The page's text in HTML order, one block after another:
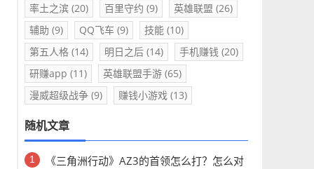
率土之滨(20) 百里守约 (9) 英雄联盟 (26)
辅助 (9) QQ飞车(9) 技能(10)
第五人格(14) 明日之后(14) 手机赚钱 (20)
研赚app (11) 英雄联盟手游(65)
漫威超级战争(9) 赚钱小游戏(13)
随机文章
《三角洲行动》AZ3的首领怎么打？怎么对